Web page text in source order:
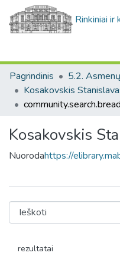
Rinkiniai ir
Pagrindinis
Kosakovskis
Nuorodahttps://
rezultatai